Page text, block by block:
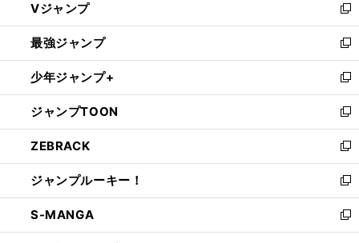
ィ
ン
ド
ウ
で
開
く
い
ウ
ィ
ン
ド
ウ
で
開
く
Vジャンプ
新
し
い
ウ
ィ
ン
ド
ウ
で
開
く
最強ジャンプ
新
し
い
ウ
ィ
ン
ド
ウ
で
開
く
少年ジャンプ+
新
し
い
ウ
ィ
ン
ド
ウ
で
開
ジャンプTOON
新
し
い
ウ
ィ
ン
ド
ウ
ZEBRACK
新
し
い
ウ
ィ
ン
ジャンプルーキー！
新
し
い
ウ
S-MANGA
新
し